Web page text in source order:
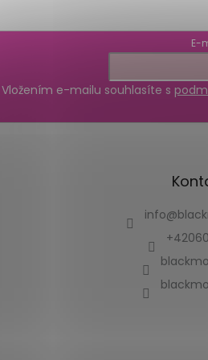
E-
Vložením e-mailu souhlasíte s
info@